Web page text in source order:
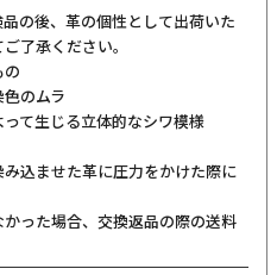
の後、革の個性として出荷いた
了承ください。
の
のムラ
て生じる立体的なシワ模様
込ませた革に圧力をかけた際に
った場合、交換返品の際の送料